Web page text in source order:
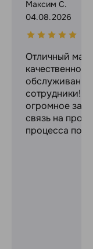
Максим С.
04.08.2026
Отличный
качественное
сотрудники!
огромное за
связь на
процесса